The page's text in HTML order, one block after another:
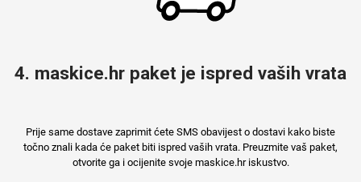
4. maskice.hr paket je ispred vaših vrata
Prije same dostave zaprimit ćete SMS obavijest o dostavi kako biste
točno znali kada će paket biti ispred vaših vrata. Preuzmite vaš paket,
otvorite ga i ocijenite svoje maskice.hr iskustvo.